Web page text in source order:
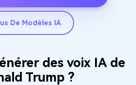
De Modèles IA
des voix IA de
Trump ?